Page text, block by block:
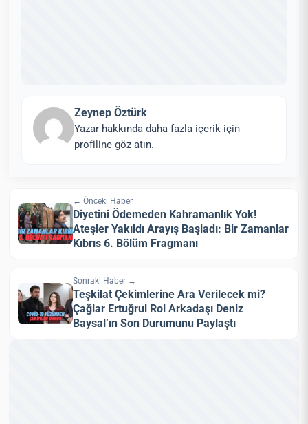
Zeynep Öztürk
Yazar hakkında daha fazla içerik için
profiline göz atın.
← Önceki Haber
Diyetini Ödemeden Kahramanlık Yok!
Ateşler Yakıldı Arayış Başladı: Bir Zamanlar
Kıbrıs 6. Bölüm Fragmanı
Sonraki Haber →
Teşkilat Çekimlerine Ara Verilecek mi?
Çağlar Ertuğrul Rol Arkadaşı Deniz
Baysal’ın Son Durumunu Paylaştı